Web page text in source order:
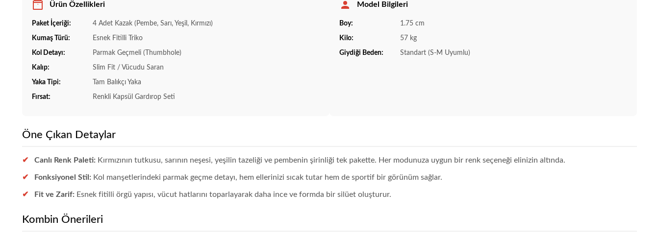
Ürün Özellikleri
Paket İçeriği: 4 Adet Kazak (Pembe, Sarı, Yeşil, Kırmızı)
Kumaş Türü: Esnek Fitilli Triko
Kol Detayı: Parmak Geçmeli (Thumbhole)
Kalıp: Slim Fit / Vücudu Saran
Yaka Tipi: Tam Balıkçı Yaka
Fırsat: Renkli Kapsül Gardırop Seti
Model Bilgileri
Boy: 1.75 cm
Kilo: 57 kg
Giydiği Beden: Standart (S-M Uyumlu)
Öne Çıkan Detaylar
Canlı Renk Paleti: Kırmızının tutkusu, sarının neşesi, yeşilin tazeliği ve pembenin şirinliği tek pakette. Her modunuza uygun bir renk seçeneği elinizin altında.
Fonksiyonel Stil: Kol manşetlerindeki parmak geçme detayı, hem ellerinizi sıcak tutar hem de sportif bir görünüm sağlar.
Fit ve Zarif: Esnek fitilli örgü yapısı, vücut hatlarını toparlayarak daha ince ve formda bir silüet oluşturur.
Kombin Önerileri